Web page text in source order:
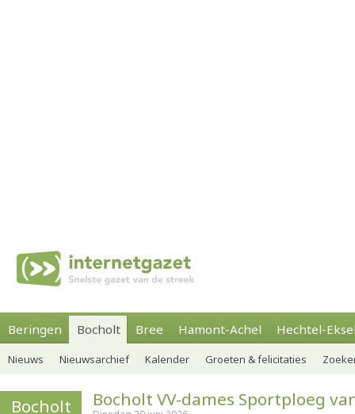
Beringen Bocholt Bree Hamont-Achel Hechtel-
Nieuws Nieuwsarchief Kalender Groeten & felicitaties
Bocholt Bocholt VV-dames Sportploeg